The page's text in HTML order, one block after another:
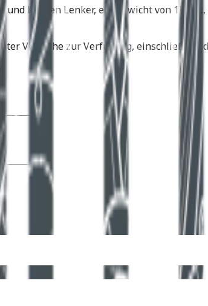
breiten Lenker, ein Gewicht von 178
V4-Reihe zur Verfügung, einschließlich